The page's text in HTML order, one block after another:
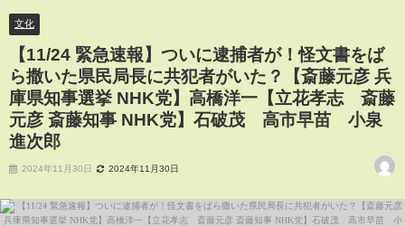
文化
【11/24 緊急速報】ついに逮捕者が！怪文書をば
ら撒いた県民局長に共犯者がいた？【斎藤元彦 兵
庫県知事選挙 NHK党】高橋洋一【立花孝志 斎藤
元彦 斎藤知事 NHK党】石破茂 高市早苗 小泉
進次郎
2024年11月30日 2024年11月30日